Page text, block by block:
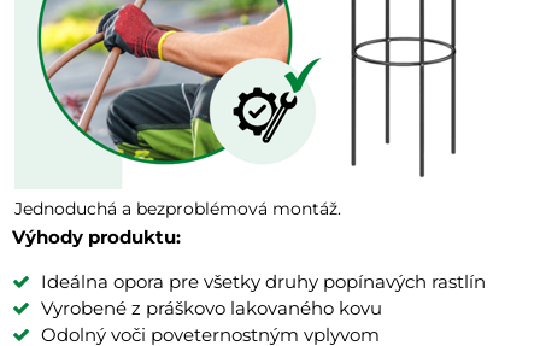
Jednoduchá a bezproblémová montáž.
Výhody produktu:
Ideálna opora pre všetky druhy popínavých rastlín
Vyrobené z práškovo lakovaného kovu
Odolný voči poveternostným vplyvom